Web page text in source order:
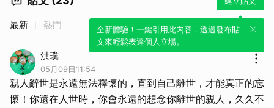
全新體驗！一鍵引用此內容，透過發布貼
文來輕鬆表達個人立場。
最新 熱門
洪璞
05月09日11:54
親人辭世是永遠無法釋懷的，直到自己離世，才能真正的忘
懷！你還在人世時，你會永遠的想念你離世的親人，久久不